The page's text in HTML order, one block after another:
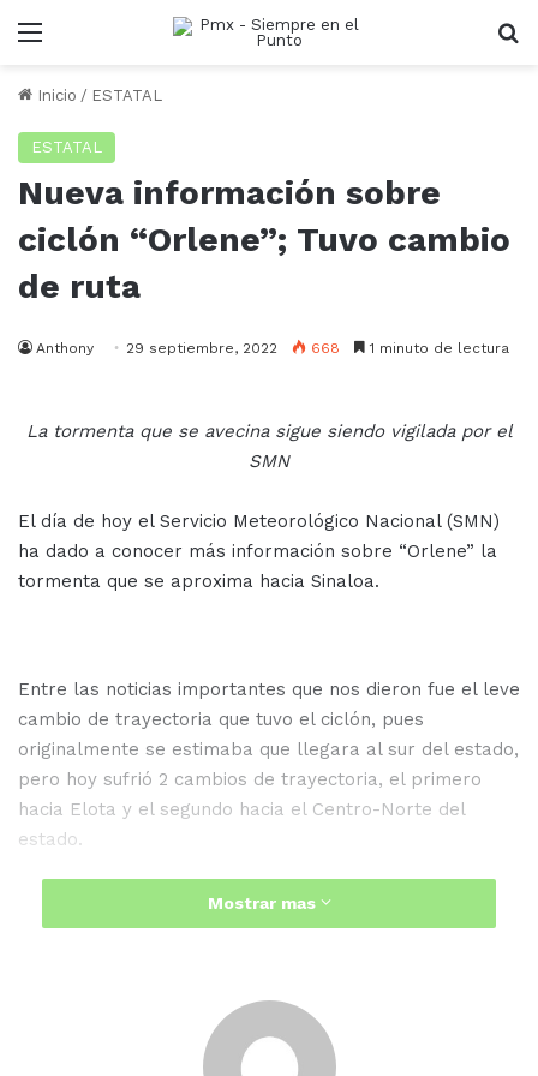
Menu
Inicio / ESTATAL
ESTATAL
Nueva información sobre
ciclón “Orlene”; Tuvo cambio
de ruta
Anthony 29 septiembre, 2022 668 1 minuto de lectura
La tormenta que se avecina sigue siendo vigilada por el
SMN
El día de hoy el Servicio Meteorológico Nacional (SMN)
ha dado a conocer más información sobre “Orlene” la
tormenta que se aproxima hacia Sinaloa.
Entre las noticias importantes que nos dieron fue el leve
cambio de trayectoria que tuvo el ciclón, pues
originalmente se estimaba que llegara al sur del estado,
pero hoy sufrió 2 cambios de trayectoria, el primero
hacia Elota y el segundo hacia el Centro-Norte del
estado.
Roy Navarrete Cuevas, Director de Protección Civil en el
estado también se pronunció al respecto: “La
Las autoridades hicieron un llamado a mantenerse
Mostrar mas